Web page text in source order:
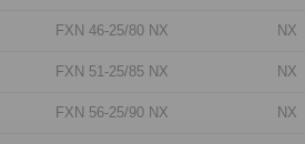
FXN 46-25/80 NX NX
FXN 51-25/85 NX NX
FXN 56-25/90 NX NX